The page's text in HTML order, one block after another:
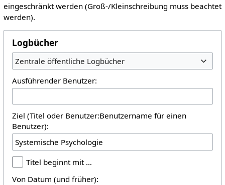
eingeschränkt werden (Groß-/Kleinschreibung muss beachtet
werden).
Logbücher
Zentrale öffentliche Logbücher
Ausführender Benutzer:
Ziel (Titel oder Benutzer:Benutzername für einen
Benutzer):
Titel beginnt mit …
Von Datum (und früher):